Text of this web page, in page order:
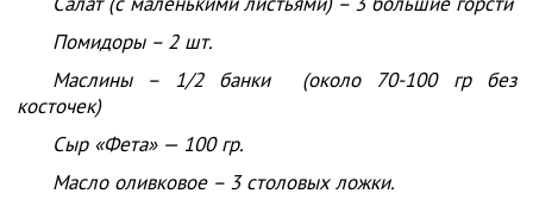
Помидоры – 2 шт.
Маслины – 1/2 банки (около 70-100 гр без
косточек)
Сыр «Фета» — 100 гр.
Масло оливковое – 3 столовых ложки.